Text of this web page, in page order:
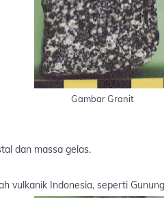
Gambar Granit
dan massa gelas.
vulkanik Indonesia, seperti